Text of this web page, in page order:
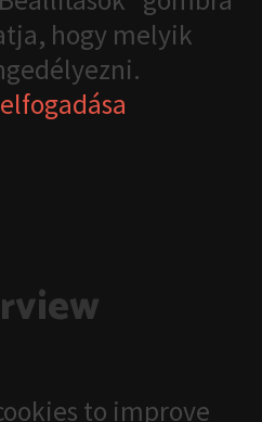
hogy melyik
to improve